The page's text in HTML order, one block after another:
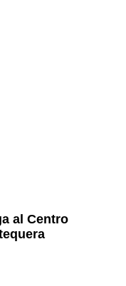
al Centro